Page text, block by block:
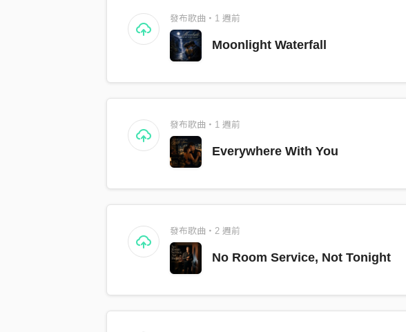
發布歌曲・1 週前
Moonlight Waterfall
發布歌曲・1 週前
Everywhere With You
發布歌曲・2 週前
No Room Service, Not Tonight